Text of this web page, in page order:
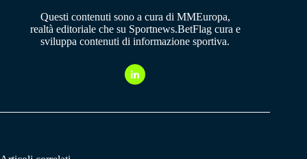
Questi contenuti sono a cura di MMEuropa,
realtà editoriale che su Sportnews.BetFlag cura e
sviluppa contenuti di informazione sportiva.